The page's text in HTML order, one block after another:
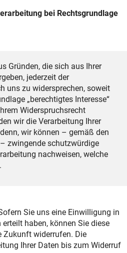
bei Rechtsgrundlage
Gründen, die sich aus Ihrer
jederzeit der
uns zu widersprechen, soweit
„berechtigtes Interesse“
Widerspruchsrecht
wir die Verarbeitung Ihrer
wir können – gemäß den
zwingende schutzwürdige
nachweisen, welche
Sie uns eine Einwilligung in
haben, können Sie diese
Zukunft widerrufen. Die
Ihrer Daten bis zum Widerruf